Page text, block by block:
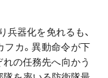
兵器化を免れるも、
カ。異動命令が下
の任務先へ向かう